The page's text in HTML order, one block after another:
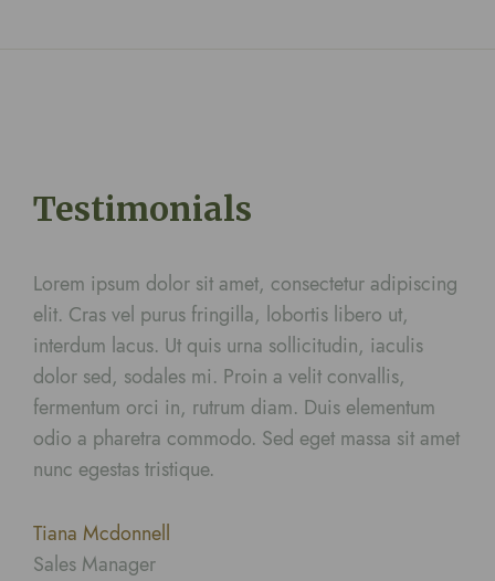
Testimonials
Lorem ipsum dolor sit amet, consectetur adipiscing
elit. Cras vel purus fringilla, lobortis libero ut,
interdum lacus. Ut quis urna sollicitudin, iaculis
dolor sed, sodales mi. Proin a velit convallis,
fermentum orci in, rutrum diam. Duis elementum
odio a pharetra commodo. Sed eget massa sit amet
nunc egestas tristique.
Tiana Mcdonnell
Sales Manager